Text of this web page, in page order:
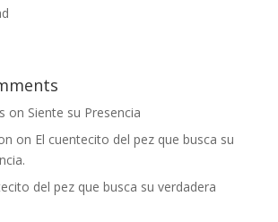
on Siente su Presencia
on El cuentecito del pez que busca su
del pez que busca su verdadera